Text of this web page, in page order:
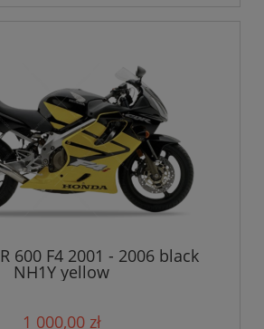
600 F4 2001 - 2006 black
NH1Y yellow
1 000,00 zł